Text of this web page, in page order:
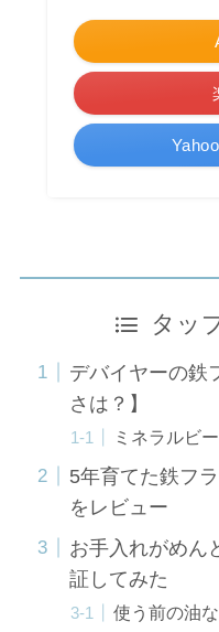
タッ
デバイヤーの鉄
さは？】
ミネラルビ
5年育てた鉄フ
をレビュー
お手入れがめん
証してみた
使う前の油